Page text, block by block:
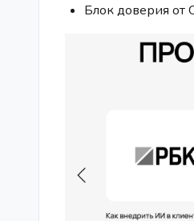
Блок доверия от